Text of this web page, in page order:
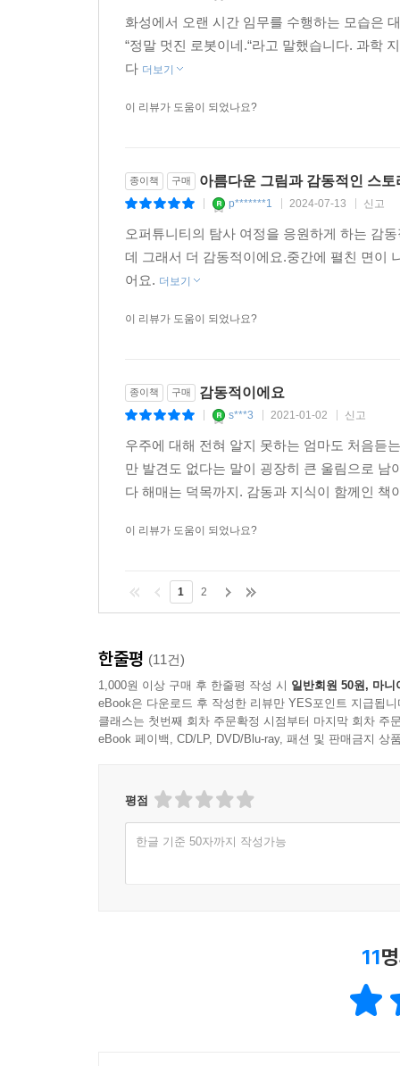
화성에서 오랜 시간 임무를 수행하는 모습은
“정말 멋진 로봇이네.“라고 말했습니다. 과학
다 더보기
이 리뷰가 도움이 되었나요?
종이책 구매 아름다운 그림과 감동적인 스토
p*******1 2024-07-13 신고
오퍼튜니티의 탐사 여정을 응원하게 하는 감
데 그래서 더 감동적이에요.중간에 펼친 면이
어요. 더보기
이 리뷰가 도움이 되었나요?
종이책 구매 감동적이에요
s***3 2021-01-02 신고
우주에 대해 전혀 알지 못하는 엄마도 처음듣
만 발견도 없다는 말이 굉장히 큰 울림으로
다 해매는 덕목까지. 감동과 지식이 함께인
이 리뷰가 도움이 되었나요?
1 2
한줄평 (11건)
1,000원 이상 구매 후 한줄평 작성 시 일반회원 50원, 마니
eBook은 다운로드 후 작성한 리뷰만 YES포인트 지급됩니
클래스는 첫번째 회차 주문확정 시점부터 마지막 회차 주
eBook 페이백, CD/LP, DVD/Blu-ray, 패션 및 판매금지 상
평점
한글 기준 50자까지 작성가능
11